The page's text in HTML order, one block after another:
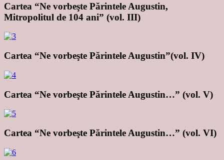
Cartea “Ne vorbeşte Părintele Augustin,
Mitropolitul de 104 ani” (vol. III)
Cartea “Ne vorbeşte Părintele Augustin”(vol. IV)
Cartea “Ne vorbeşte Părintele Augustin…” (vol. V)
Cartea “Ne vorbeşte Părintele Augustin…” (vol. VI)